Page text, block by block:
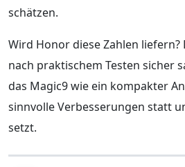
schätzen.
Wird Honor diese Zahlen liefern?
nach praktischem Testen sicher
das Magic9 wie ein kompakter
sinnvolle Verbesserungen statt
setzt.